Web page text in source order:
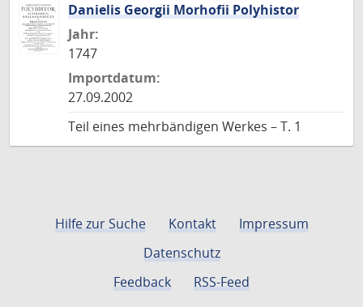
Danielis Georgii Morhofii Polyhistor
Jahr:
1747
Importdatum:
27.09.2002
Teil eines mehrbändigen Werkes – T. 1
Hilfe zur Suche Kontakt
Impressum
Datenschutz
Feedback
RSS-Feed